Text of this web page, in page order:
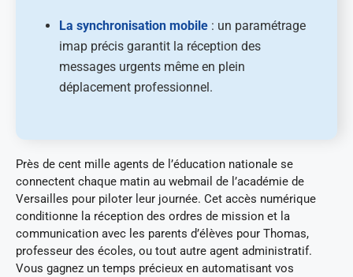
La synchronisation mobile : un paramétrage
imap précis garantit la réception des
messages urgents même en plein
déplacement professionnel.
Près de cent mille agents de l’éducation nationale se
connectent chaque matin au webmail de l’académie de
Versailles pour piloter leur journée. Cet accès numérique
conditionne la réception des ordres de mission et la
communication avec les parents d’élèves pour Thomas,
professeur des écoles, ou tout autre agent administratif.
Vous gagnez un temps précieux en automatisant vos